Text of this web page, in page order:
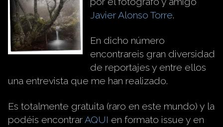
Javier Alonso Torre.
En dicho número
encontrareis gran diversidad
de reportajes y entre ellos
una entrevista que me han realizado.
Es totalmente gratuita (raro en este mundo) y la
podéis encontrarAQUI en formato issue y en